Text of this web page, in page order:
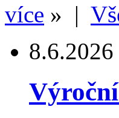
více » |
8.6.2026